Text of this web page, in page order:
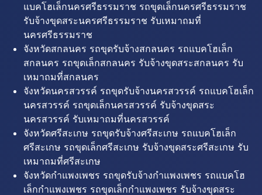
แบคโฮเล็กนครศรีธรรมราช รถขุดเล็กนครศรีธรรมราช
รับจ้างขุดสระนครศรีธรรมราช รับเหมาถมที่
นครศรีธรรมราช
จังหวัดสกลนคร รถขุดรับจ้างสกลนคร รถแบคโฮเล็ก
สกลนคร รถขุดเล็กสกลนคร รับจ้างขุดสระสกลนคร รับ
เหมาถมที่สกลนคร
จังหวัดนครสวรรค์ รถขุดรับจ้างนครสวรรค์ รถแบคโฮเล็ก
นครสวรรค์ รถขุดเล็กนครสวรรค์ รับจ้างขุดสระ
นครสวรรค์ รับเหมาถมที่นครสวรรค์
จังหวัดศรีสะเกษ รถขุดรับจ้างศรีสะเกษ รถแบคโฮเล็ก
ศรีสะเกษ รถขุดเล็กศรีสะเกษ รับจ้างขุดสระศรีสะเกษ รับ
เหมาถมที่ศรีสะเกษ
จังหวัดกำแพงเพชร รถขุดรับจ้างกำแพงเพชร รถแบคโฮ
เล็กกำแพงเพชร รถขุดเล็กกำแพงเพชร รับจ้างขุดสระ